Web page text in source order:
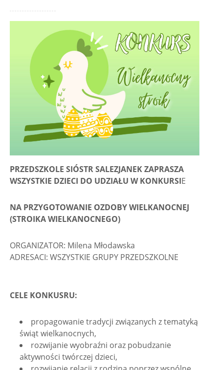
PRZEDSZKOLE SIÓSTR SALEZJANEK ZAPRASZA
WSZYSTKIE DZIECI DO UDZIAŁU W KONKURSIE
NA PRZYGOTOWANIE OZDOBY WIELKANOCNEJ
(STROIKA WIELKANOCNEGO)
ORGANIZATOR: Milena Młodawska
ADRESACI: WSZYSTKIE GRUPY PRZEDSZKOLNE
CELE KONKUSRU:
propagowanie tradycji związanych z tematyką
świąt wielkanocnych,
rozwijanie wyobraźni oraz pobudzanie
aktywności twórczej dzieci,